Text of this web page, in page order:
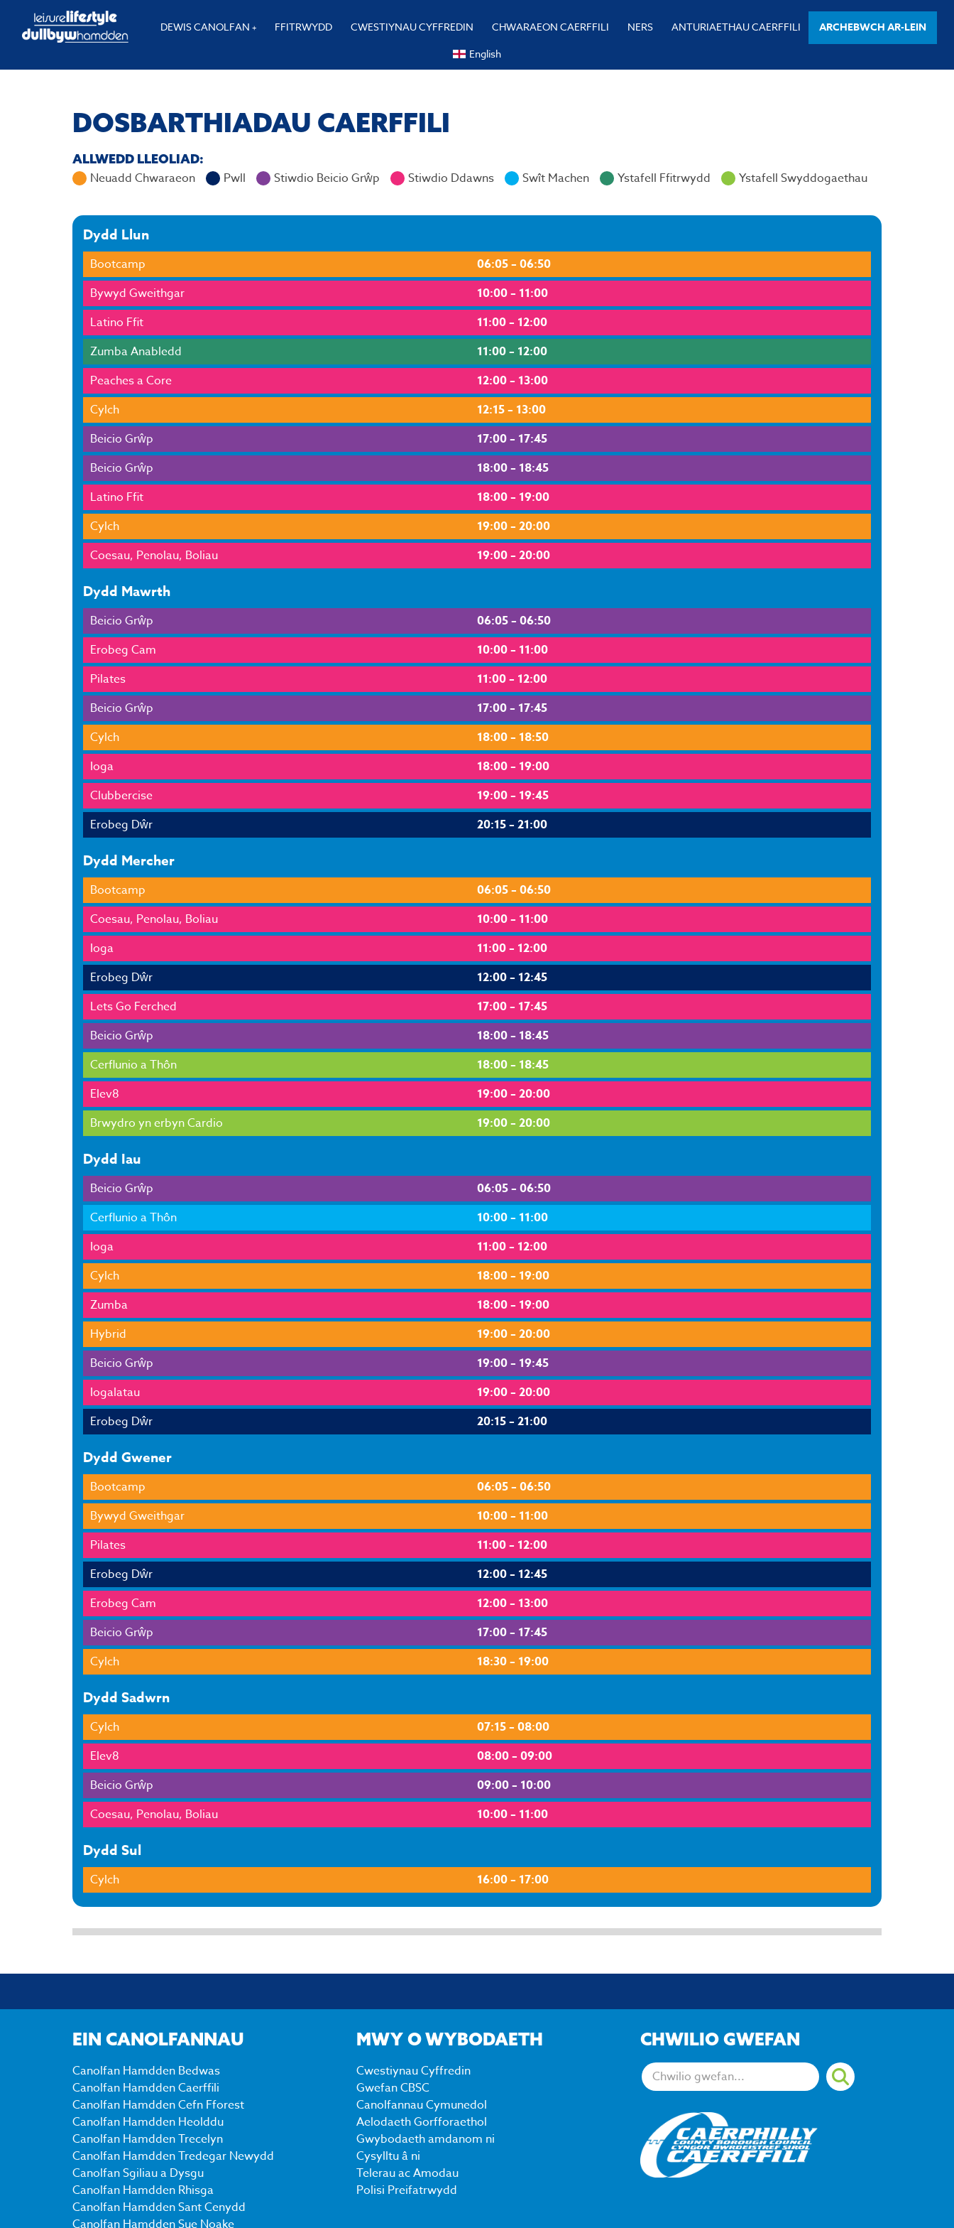
DEWIS CANOLFAN FFITRWYDD CWESTIYNAU CYFFREDIN CHWARAEON CAERFFILI NERS ANTURIAETHAU CAERFFILI ARCHEBWCH AR-LEIN
English
DOSBARTHIADAU CAERFFILI
ALLWEDD LLEOLIAD:
Neuadd Chwaraeon Pwll Stiwdio Beicio Grŵp Stiwdio Ddawns Swît Machen Ystafell Ffitrwydd Ystafell Swyddogaethau
Dydd Llun
Bootcamp
06:05 – 06:50
Bywyd Gweithgar
10:00 – 11:00
Latino Ffit
11:00 – 12:00
Zumba Anabledd
11:00 – 12:00
Peaches a Core
12:00 – 13:00
Cylch
12:15 – 13:00
Beicio Grŵp
17:00 – 17:45
Beicio Grŵp
18:00 – 18:45
Latino Ffit
18:00 – 19:00
Cylch
19:00 – 20:00
Coesau, Penolau, Boliau
19:00 – 20:00
Dydd Mawrth
Beicio Grŵp
06:05 – 06:50
Erobeg Cam
10:00 – 11:00
Pilates
11:00 – 12:00
Beicio Grŵp
17:00 – 17:45
Cylch
18:00 – 18:50
Ioga
18:00 – 19:00
Clubbercise
19:00 – 19:45
Erobeg Dŵr
20:15 – 21:00
Dydd Mercher
Bootcamp
06:05 – 06:50
Coesau, Penolau, Boliau
10:00 – 11:00
Ioga
11:00 – 12:00
Erobeg Dŵr
12:00 – 12:45
Lets Go Ferched
17:00 – 17:45
Beicio Grŵp
18:00 – 18:45
Cerflunio a Thôn
18:00 – 18:45
Elev8
19:00 – 20:00
Brwydro yn erbyn Cardio
19:00 – 20:00
Dydd Iau
Beicio Grŵp
06:05 – 06:50
Cerflunio a Thôn
10:00 – 11:00
Ioga
11:00 – 12:00
Cylch
18:00 – 19:00
Zumba
18:00 – 19:00
Hybrid
19:00 – 20:00
Beicio Grŵp
19:00 – 19:45
Iogalatau
19:00 – 20:00
Erobeg Dŵr
20:15 – 21:00
Dydd Gwener
Bootcamp
06:05 – 06:50
Bywyd Gweithgar
10:00 – 11:00
Pilates
11:00 – 12:00
Erobeg Dŵr
12:00 – 12:45
Erobeg Cam
12:00 – 13:00
Beicio Grŵp
17:00 – 17:45
Cylch
18:30 – 19:00
Dydd Sadwrn
Cylch
07:15 – 08:00
Elev8
08:00 – 09:00
Beicio Grŵp
09:00 – 10:00
Coesau, Penolau, Boliau
10:00 – 11:00
Dydd Sul
Cylch 16:00 – 17:00
EIN CANOLFANNAU
Canolfan Hamdden Bedwas
Canolfan Hamdden Caerffili
Canolfan Hamdden Cefn Fforest
Canolfan Hamdden Heolddu
Canolfan Hamdden Trecelyn
Canolfan Hamdden Tredegar Newydd
Canolfan Sgiliau a Dysgu
Canolfan Hamdden Rhisga
Canolfan Hamdden Sant Cenydd
Canolfan Hamdden Sue Noake
MWY O WYBODAETH
Cwestiynau Cyffredin
Gwefan CBSC
Canolfannau Cymunedol
Aelodaeth Gorfforaethol
Gwybodaeth amdanom ni
Cysylltu â ni
Telerau ac Amodau
Polisi Preifatrwydd
CHWILIO GWEFAN
Chwiliwch: